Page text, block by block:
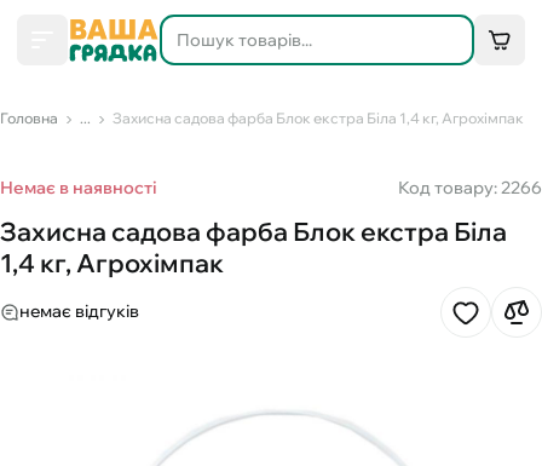
Головна ... Захисна садова фарба Блок екстра Біла 1,4 кг, Агрохімпак
Немає в наявності Код товару: 2266
Захисна садова фарба Блок екстра Біла
1,4 кг, Агрохімпак
немає відгуків